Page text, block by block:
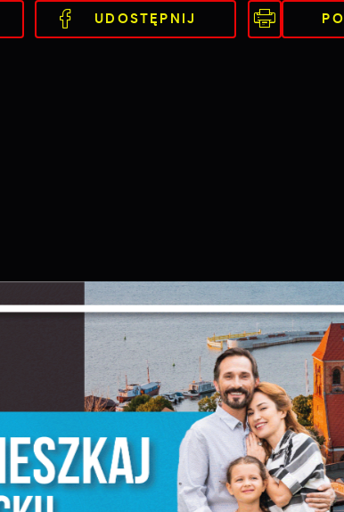
UDOSTĘPNIJ
Szanujemy Twoją prywatność.
lub zaakceptować je wszystkie.
dokonać zmiany swoich
Niezbędne
Niezbędne pliki cookies służą
strony internetowej i
oferowanych przez nas usług.